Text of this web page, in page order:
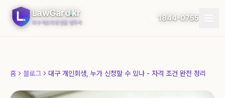
LawGard.kr
대구 개인회생 전문 법무사 1844-0755
홈 블로그 대구 개인회생, 누가 신청할 수 있나 - 자격 조건 완전 정리